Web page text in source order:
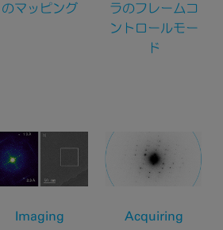
のマッピング
ラのフレームコ
ントロールモー
ド
Imaging
Acquiring